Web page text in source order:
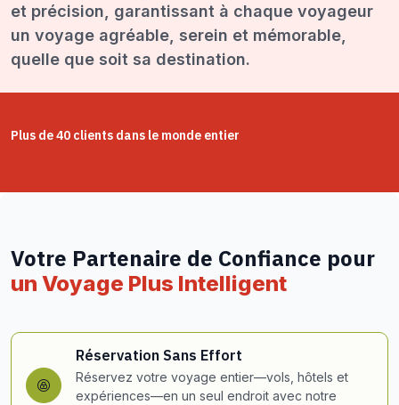
et précision, garantissant à chaque voyageur
un voyage agréable, serein et mémorable,
quelle que soit sa destination.
Plus de 40 clients dans le monde entier
Votre Partenaire de Confiance pour
un Voyage Plus Intelligent
Réservation Sans Effort
Réservez votre voyage entier—vols, hôtels et
expériences—en un seul endroit avec notre